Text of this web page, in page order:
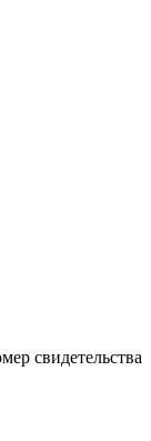
свидетельства